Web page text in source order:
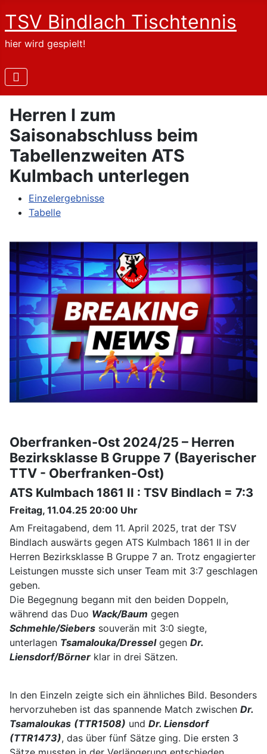
TSV Bindlach Tischtennis
hier wird gespielt!
Herren I zum
Saisonabschluss beim
Tabellenzweiten ATS
Kulmbach unterlegen
Einzelergebnisse
Tabelle
Oberfranken-Ost 2024/25 – Herren
Bezirksklasse B Gruppe 7 (Bayerischer
TTV - Oberfranken-Ost)
ATS Kulmbach 1861 II : TSV Bindlach = 7:3
Freitag, 11.04.25 20:00 Uhr
Am Freitagabend, dem 11. April 2025, trat der TSV
Bindlach auswärts gegen ATS Kulmbach 1861 II in der
Herren Bezirksklasse B Gruppe 7 an. Trotz engagierter
Leistungen musste sich unser Team mit 3:7 geschlagen
geben.
Die Begegnung begann mit den beiden Doppeln,
während das Duo Wack/Baum gegen
Schmehle/Siebers souverän mit 3:0 siegte,
unterlagen Tsamalouka/Dressel gegen Dr.
Liensdorf/Börner klar in drei Sätzen.
In den Einzeln zeigte sich ein ähnliches Bild. Besonders
hervorzuheben ist das spannende Match zwischen Dr.
Tsamaloukas (TTR1508) und Dr. Liensdorf
(TTR1473), das über fünf Sätze ging. Die ersten 3